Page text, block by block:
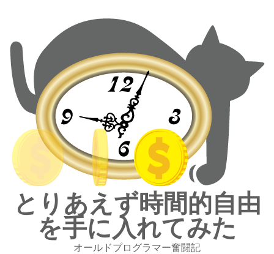
とりあえず時間的自由
を手に入れてみた
オールドプログラマー奮闘記